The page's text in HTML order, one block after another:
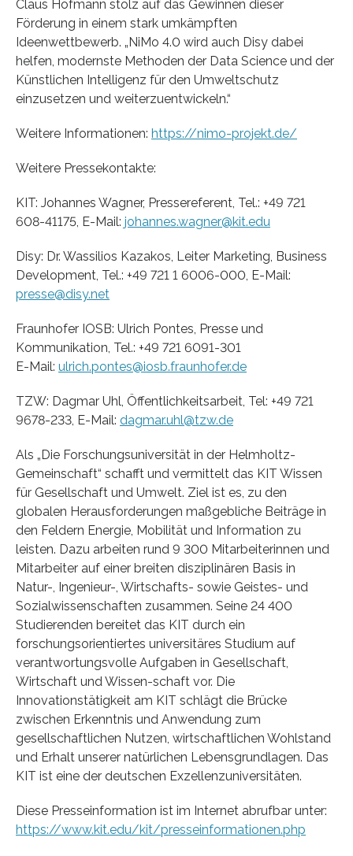
Claus Hofmann stolz auf das Gewinnen dieser
Förderung in einem stark umkämpften
Ideenwettbewerb. „NiMo 4.0 wird auch Disy dabei
helfen, modernste Methoden der Data Science und der
Künstlichen Intelligenz für den Umweltschutz
einzusetzen und weiterzuentwickeln.“
Weitere Informationen: https://nimo-projekt.de/
Weitere Pressekontakte:
KIT: Johannes Wagner, Pressereferent, Tel.: +49 721
608-41175, E-Mail: johannes.wagner@kit.edu
Disy: Dr. Wassilios Kazakos, Leiter Marketing, Business
Development, Tel.: +49 721 1 6006-000, E-Mail:
presse@disy.net
Fraunhofer IOSB: Ulrich Pontes, Presse und
Kommunikation, Tel.: +49 721 6091-301
E-Mail: ulrich.pontes@iosb.fraunhofer.de
TZW: Dagmar Uhl, Öffentlichkeitsarbeit, Tel: +49 721
9678-233, E-Mail: dagmar.uhl@tzw.de
Als „Die Forschungsuniversität in der Helmholtz-
Gemeinschaft“ schafft und vermittelt das KIT Wissen
für Gesellschaft und Umwelt. Ziel ist es, zu den
globalen Herausforderungen maßgebliche Beiträge in
den Feldern Energie, Mobilität und Information zu
leisten. Dazu arbeiten rund 9 300 Mitarbeiterinnen und
Mitarbeiter auf einer breiten disziplinären Basis in
Natur-, Ingenieur-, Wirtschafts- sowie Geistes- und
Sozialwissenschaften zusammen. Seine 24 400
Studierenden bereitet das KIT durch ein
forschungsorientiertes universitäres Studium auf
verantwortungsvolle Aufgaben in Gesellschaft,
Wirtschaft und Wissen-schaft vor. Die
Innovationstätigkeit am KIT schlägt die Brücke
zwischen Erkenntnis und Anwendung zum
gesellschaftlichen Nutzen, wirtschaftlichen Wohlstand
und Erhalt unserer natürlichen Lebensgrundlagen. Das
KIT ist eine der deutschen Exzellenzuniversitäten.
Diese Presseinformation ist im Internet abrufbar unter:
https://www.kit.edu/kit/presseinformationen.php